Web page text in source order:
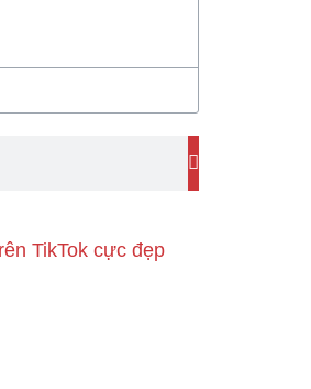
TikTok cực đẹp